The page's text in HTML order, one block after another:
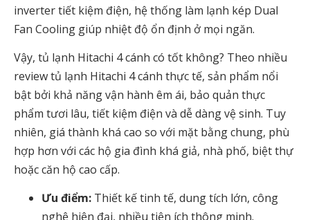
inverter tiết kiệm điện, hệ thống làm lạnh kép Dual
Fan Cooling giúp nhiệt độ ổn định ở mọi ngăn.
Vậy, tủ lạnh Hitachi 4 cánh có tốt không? Theo nhiều
review tủ lạnh Hitachi 4 cánh thực tế, sản phẩm nổi
bật bởi khả năng vận hành êm ái, bảo quản thực
phẩm tươi lâu, tiết kiệm điện và dễ dàng vệ sinh. Tuy
nhiên, giá thành khá cao so với mặt bằng chung, phù
hợp hơn với các hộ gia đình khá giả, nhà phố, biệt thự
hoặc căn hộ cao cấp.
Ưu điểm: Thiết kế tinh tế, dung tích lớn, công
nghệ hiện đại, nhiều tiện ích thông minh.